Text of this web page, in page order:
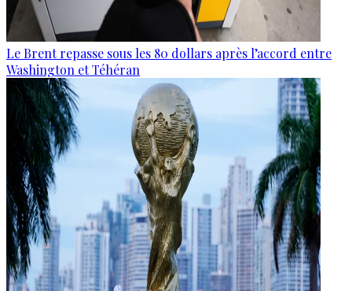
Le Brent repasse sous les 80 dollars après l’accord entre
Washington et Téhéran